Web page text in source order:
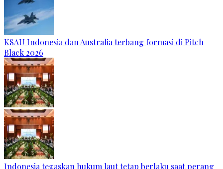
KSAU Indonesia dan Australia terbang formasi di Pitch
Black 2026
Indonesia tegaskan hukum laut tetap berlaku saat perang